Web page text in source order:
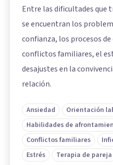
Entre las dificultades que
se encuentran los
confianza, los procesos
conflictos familiares, el
desajustes en la
relación.
Ansiedad
Orientación
Habilidades de
Conflictos familiares
Estrés
Terapia de pareja